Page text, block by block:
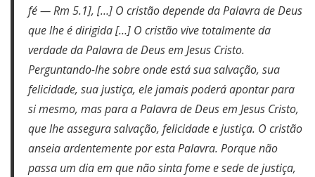
fé — Rm 5.1], […] O cristão depende da Palavra de Deus
que lhe é dirigida […] O cristão vive totalmente da
verdade da Palavra de Deus em Jesus Cristo.
Perguntando-lhe sobre onde está sua salvação, sua
felicidade, sua justiça, ele jamais poderá apontar para
si mesmo, mas para a Palavra de Deus em Jesus Cristo,
que lhe assegura salvação, felicidade e justiça. O cristão
anseia ardentemente por esta Palavra. Porque não
passa um dia em que não sinta fome e sede de justiça,